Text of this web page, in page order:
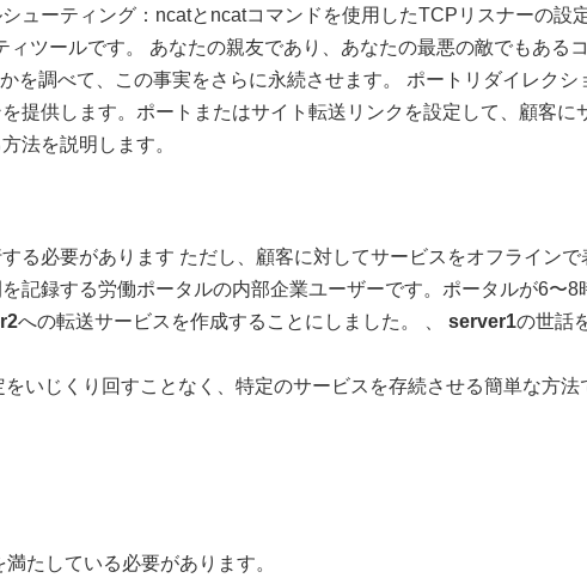
ューティング：ncatとncatコマンドを使用したTCPリスナーの設
ィツールです。 あなたの親友であり、あなたの最悪の敵でもある
を調べて、この事実をさらに永続させます。 ポートリダイレクシ
提供します。ポートまたはサイト転送リンクを設定して、顧客に
法を説明します。
る必要があります ただし、顧客に対してサービスをオフライン
記録する労働ポータルの内部企業ユーザーです。ポータルが6〜8
への転送サービスを作成することにしました。 、 server1の世話
いじくり回すことなく、特定のサービスを存続させる簡単な方法
たしている必要があります。